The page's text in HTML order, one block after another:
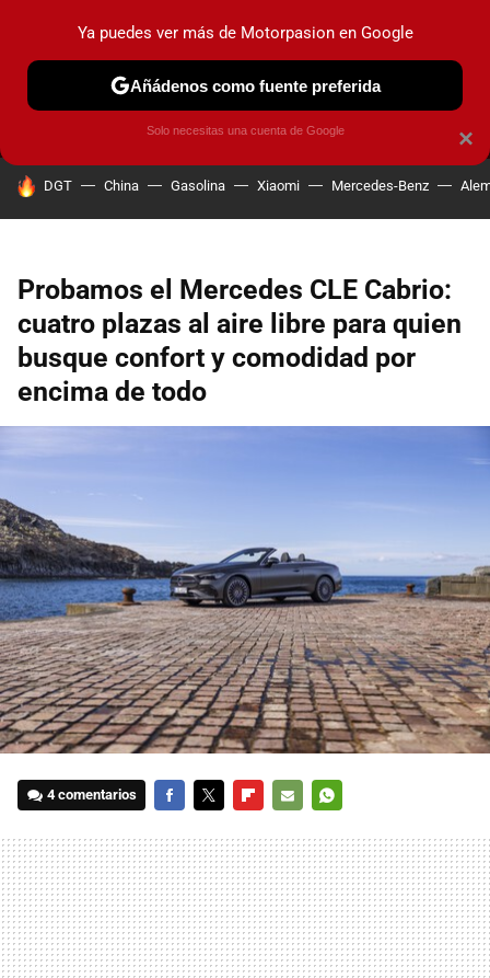
MENÚ NUEVO
COCHES ELÉCTRICOS OBSERVATORIO
HOY SE HABLA DE
DGT China Gasolina Xiaomi Mercedes-Benz
Probamos el Mercedes CLE Cabrio:
cuatro plazas al aire libre para quien
busque confort y comodidad por
encima de todo
4 comentarios
MAIL
×
Ya puedes ver más de Motorpasion en Google
Añádenos como fuente preferida
Solo necesitas una cuenta de Google